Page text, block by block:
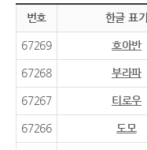
번호 한글 표기
67269 호아반
67268 부라파
67267 티로우
67266 도모